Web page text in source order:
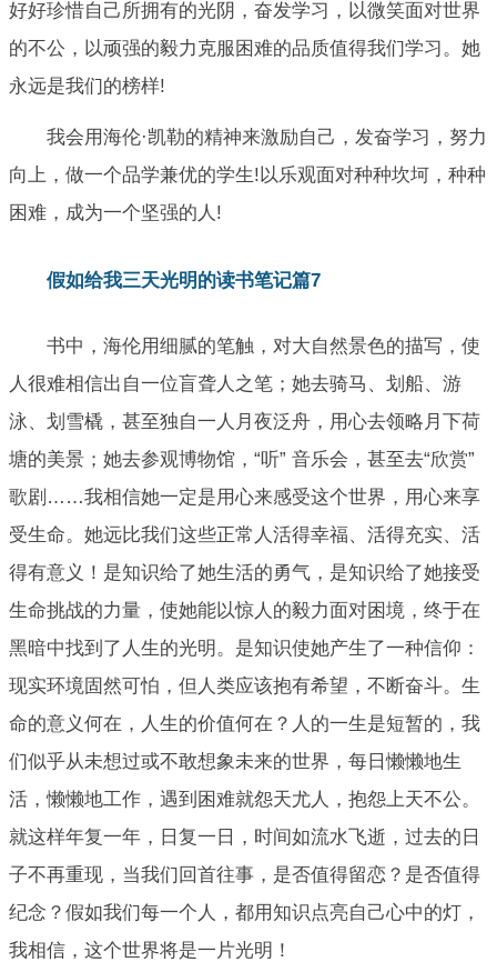
好好珍惜自己所拥有的光阴，奋发学习，以微笑面对世界
的不公，以顽强的毅力克服困难的品质值得我们学习。她
永远是我们的榜样!
我会用海伦·凯勒的精神来激励自己，发奋学习，努力
向上，做一个品学兼优的学生!以乐观面对种种坎坷，种种
困难，成为一个坚强的人!
假如给我三天光明的读书笔记篇7
书中，海伦用细腻的笔触，对大自然景色的描写，使
人很难相信出自一位盲聋人之笔；她去骑马、划船、游
泳、划雪橇，甚至独自一人月夜泛舟，用心去领略月下荷
塘的美景；她去参观博物馆，“听” 音乐会，甚至去“欣赏”
歌剧……我相信她一定是用心来感受这个世界，用心来享
受生命。她远比我们这些正常人活得幸福、活得充实、活
得有意义！是知识给了她生活的勇气，是知识给了她接受
生命挑战的力量，使她能以惊人的毅力面对困境，终于在
黑暗中找到了人生的光明。是知识使她产生了一种信仰：
现实环境固然可怕，但人类应该抱有希望，不断奋斗。生
命的意义何在，人生的价值何在？人的一生是短暂的，我
们似乎从未想过或不敢想象未来的世界，每日懒懒地生
活，懒懒地工作，遇到困难就怨天尤人，抱怨上天不公。
就这样年复一年，日复一日，时间如流水飞逝，过去的日
子不再重现，当我们回首往事，是否值得留恋？是否值得
纪念？假如我们每一个人，都用知识点亮自己心中的灯，
我相信，这个世界将是一片光明！